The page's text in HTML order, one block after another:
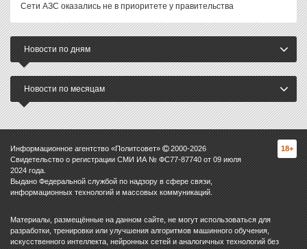
Сети АЗС оказались не в приоритете у правительства
Новости по дням
Новости по месяцам
Информационное агентство «Политсовет» 2000-2026
Свидетельство о регистрации СМИ ИА № ФС77-87740 от 09 июля
2024 года.
Выдано Федеральной службой по надзору в сфере связи,
информационных технологий и массовых коммуникаций.
18+
Материалы, размещённые на данном сайте, не могут использоваться для
разработки, тренировки или улучшения алгоритмов машинного обучения,
искусственного интеллекта, нейронных сетей и аналогичных технологий без